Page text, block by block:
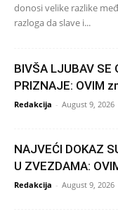
donosi velike razlike
razloga da slave i...
BIVŠA LJUBAV SE
PRIZNAJE: OVIM
Redakcija - August 9, 2026
NAJVEĆI DOKAZ
U ZVEZDAMA:
Redakcija - August 9, 2026